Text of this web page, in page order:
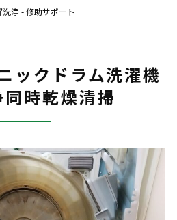
浄 - 修助サポート
ックドラム洗濯機
時乾燥清掃